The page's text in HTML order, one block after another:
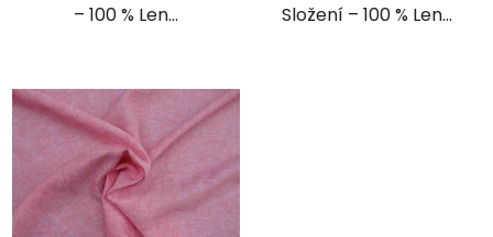
– 100 % Len...
Složení – 100 % Len...